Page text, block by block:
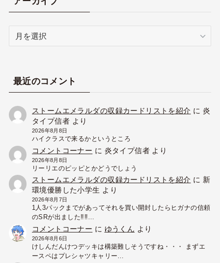
ブ
最近のコメント
ストームエメラルダの収録カードリストを紹介 に 炎
タイプ信者 より
2026年8月8日
ハイクラスで来るかというところ
コメントコーナー に 炎タイプ信者より
2026年8月8日
リーリエのピッピとかどうでしょう
ストームエメラルダの収録カードリストを紹介 に 新
環境優勝した小学生 より
2026年8月7日
1人3パックまでがあってそれを買い開封したらヒガナの信頼
のSRが出ました‼︎‼︎…
コメントコーナー に ゆうくん より
2026年8月6日
けしんだんけつデッキは構築難しそうですね・・・ まずエ
ースペはプレシャツキャリー…